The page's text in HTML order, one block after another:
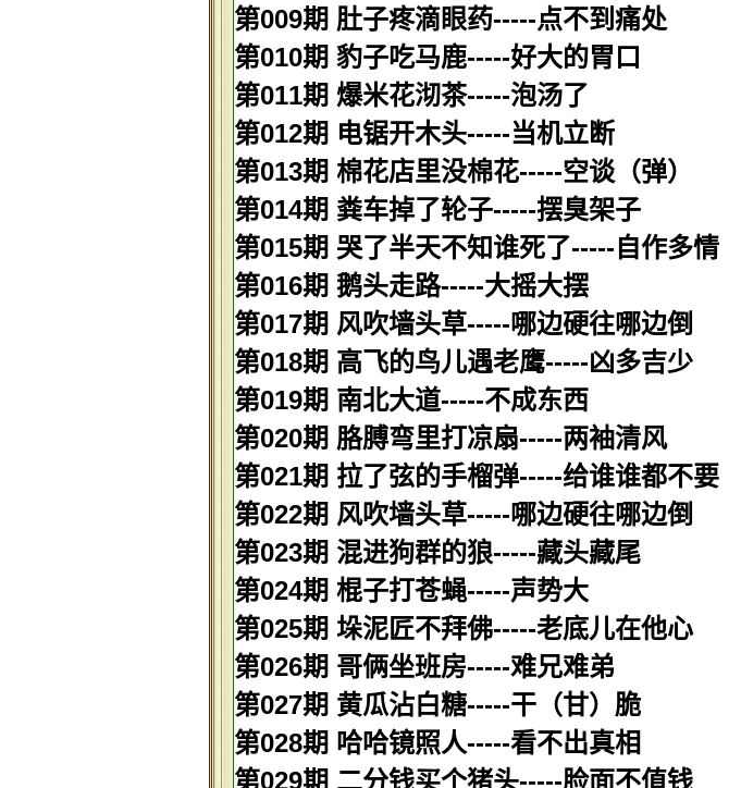
第009期 肚子疼滴眼药-----点不到痛处
第010期 豹子吃马鹿-----好大的胃口
第011期 爆米花沏茶-----泡汤了
第012期 电锯开木头-----当机立断
第013期 棉花店里没棉花-----空谈（弹）
第014期 粪车掉了轮子-----摆臭架子
第015期 哭了半天不知谁死了-----自作多情
第016期 鹅头走路-----大摇大摆
第017期 风吹墙头草-----哪边硬往哪边倒
第018期 高飞的鸟儿遇老鹰-----凶多吉少
第019期 南北大道-----不成东西
第020期 胳膊弯里打凉扇-----两袖清风
第021期 拉了弦的手榴弹-----给谁谁都不要
第022期 风吹墙头草-----哪边硬往哪边倒
第023期 混进狗群的狼-----藏头藏尾
第024期 棍子打苍蝇-----声势大
第025期 垛泥匠不拜佛-----老底儿在他心
第026期 哥俩坐班房-----难兄难弟
第027期 黄瓜沾白糖-----干（甘）脆
第028期 哈哈镜照人-----看不出真相
第029期 二分钱买个猪头-----脸面不值钱